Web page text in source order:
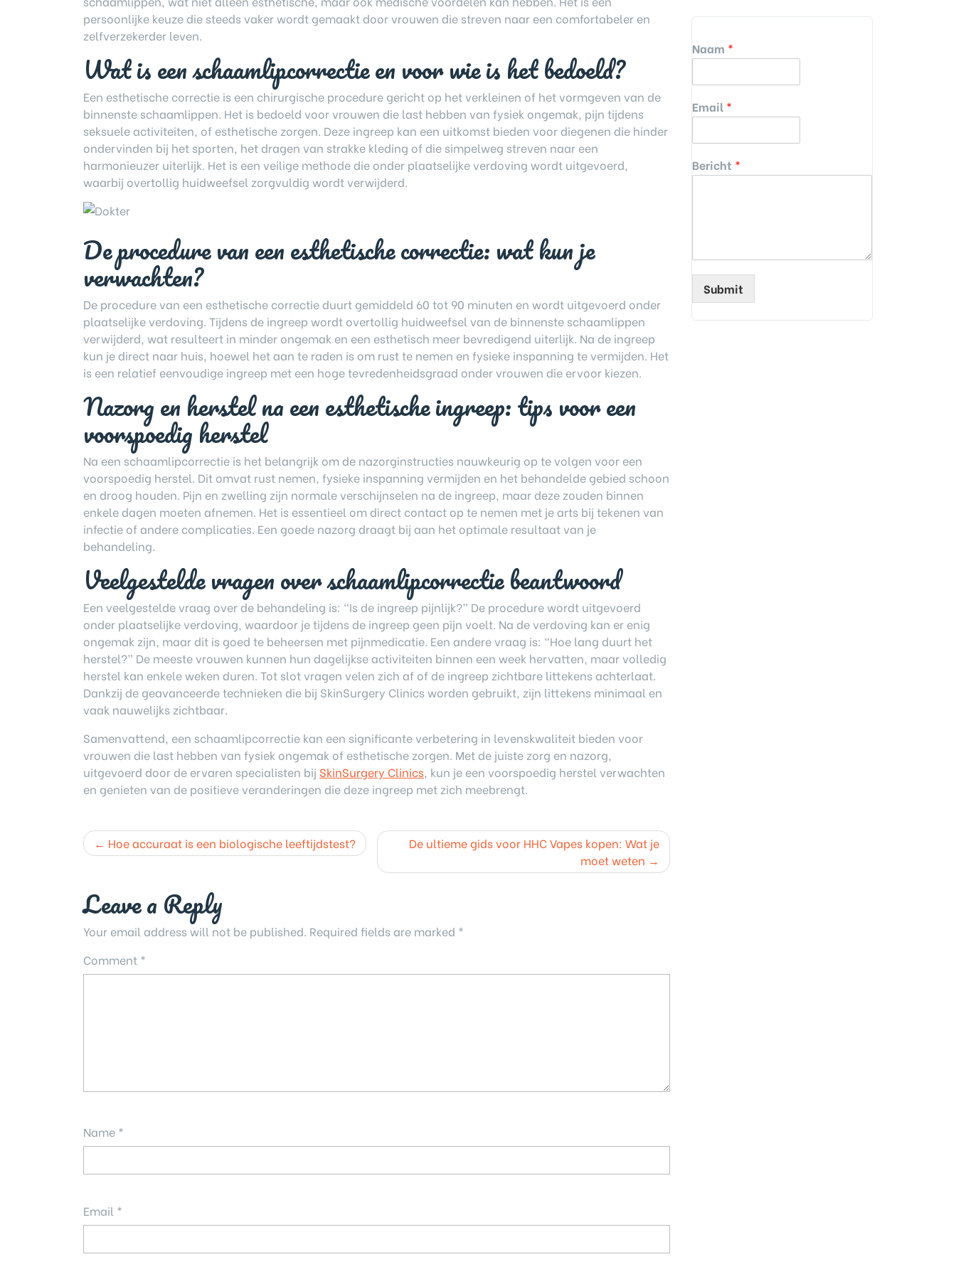
persoonlijke keuze die steeds vaker wordt gemaakt door vrouwen die streven naar een comfortabeler en
zelfverzekerder leven.
Wat is een schaamlipcorrectie en voor wie is het bedoeld?
Een esthetische correctie is een chirurgische procedure gericht op het verkleinen of het vormgeven van de
binnenste schaamlippen. Het is bedoeld voor vrouwen die last hebben van fysiek ongemak, pijn tijdens
seksuele activiteiten, of esthetische zorgen. Deze ingreep kan een uitkomst bieden voor diegenen die hinder
ondervinden bij het sporten, het dragen van strakke kleding of die simpelweg streven naar een
harmonieuzer uiterlijk. Het is een veilige methode die onder plaatselijke verdoving wordt uitgevoerd,
waarbij overtollig huidweefsel zorgvuldig wordt verwijderd.
De procedure van een esthetische correctie: wat kun je
verwachten?
De procedure van een esthetische correctie duurt gemiddeld 60 tot 90 minuten en wordt uitgevoerd onder
plaatselijke verdoving. Tijdens de ingreep wordt overtollig huidweefsel van de binnenste schaamlippen
verwijderd, wat resulteert in minder ongemak en een esthetisch meer bevredigend uiterlijk. Na de ingreep
kun je direct naar huis, hoewel het aan te raden is om rust te nemen en fysieke inspanning te vermijden. Het
is een relatief eenvoudige ingreep met een hoge tevredenheidsgraad onder vrouwen die ervoor kiezen.
Nazorg en herstel na een esthetische ingreep: tips voor een
voorspoedig herstel
Na een schaamlipcorrectie is het belangrijk om de nazorginstructies nauwkeurig op te volgen voor een
voorspoedig herstel. Dit omvat rust nemen, fysieke inspanning vermijden en het behandelde gebied schoon
en droog houden. Pijn en zwelling zijn normale verschijnselen na de ingreep, maar deze zouden binnen
enkele dagen moeten afnemen. Het is essentieel om direct contact op te nemen met je arts bij tekenen van
infectie of andere complicaties. Een goede nazorg draagt bij aan het optimale resultaat van je
behandeling.
Veelgestelde vragen over schaamlipcorrectie beantwoord
Een veelgestelde vraag over de behandeling is: “Is de ingreep pijnlijk?” De procedure wordt uitgevoerd
onder plaatselijke verdoving, waardoor je tijdens de ingreep geen pijn voelt. Na de verdoving kan er enig
ongemak zijn, maar dit is goed te beheersen met pijnmedicatie. Een andere vraag is: “Hoe lang duurt het
herstel?” De meeste vrouwen kunnen hun dagelijkse activiteiten binnen een week hervatten, maar volledig
herstel kan enkele weken duren. Tot slot vragen velen zich af of de ingreep zichtbare littekens achterlaat.
Dankzij de geavanceerde technieken die bij SkinSurgery Clinics worden gebruikt, zijn littekens minimaal en
vaak nauwelijks zichtbaar.
Samenvattend, een schaamlipcorrectie kan een significante verbetering in levenskwaliteit bieden voor
vrouwen die last hebben van fysiek ongemak of esthetische zorgen. Met de juiste zorg en nazorg,
uitgevoerd door de ervaren specialisten bij SkinSurgery Clinics, kun je een voorspoedig herstel verwachten
en genieten van de positieve veranderingen die deze ingreep met zich meebrengt.
PostHoe accuraat is een biologische leeftijdstest?
De ultieme gids voor HHC Vapes kopen: Wat je
moet weten
Leave a Reply
Your email address will not be published. Required fields are marked *
Comment *
Name *
Email *
Naam *
Email *
Bericht *
Submit